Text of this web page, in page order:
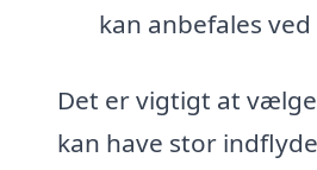
kan anbefales
Det er vigtigt at
kan have stor